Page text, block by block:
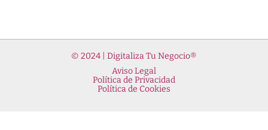
© 2024 | Digitaliza Tu Negocio®
Aviso Legal
Política de Privacidad
Política de Cookies